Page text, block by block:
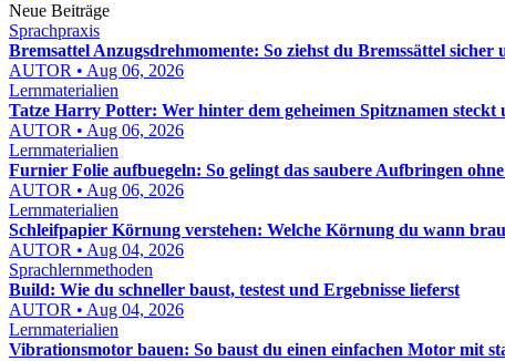
Neue Beiträge
Sprachpraxis
Bremsattel Anzugsdrehmomente: So ziehst du Bremssättel
AUTOR • Aug 06, 2026
Lernmaterialien
Tatze Harry Potter: Wer hinter dem geheimen Spitznamen
AUTOR • Aug 06, 2026
Lernmaterialien
Furnier Folie aufbuegeln: So gelingt das saubere Aufbringen
AUTOR • Aug 06, 2026
Lernmaterialien
Schleifpapier Körnung verstehen: Welche Körnung du wann
AUTOR • Aug 04, 2026
Sprachlernmethoden
Build: Wie du schneller baust, testest und Ergebnisse lieferst
AUTOR • Aug 04, 2026
Lernmaterialien
Vibrationsmotor bauen: So baust du einen einfachen Motor mit